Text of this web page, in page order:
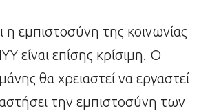
η εμπιστοσύνη της κοινωνίας
είναι επίσης κρίσιμη. Ο
θα χρειαστεί να εργαστεί
την εμπιστοσύνη των